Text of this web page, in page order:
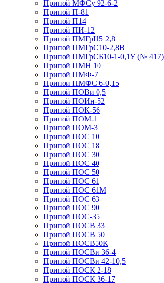
Припой МФСу 92-6-2
Припой П-81
Припой П14
Припой ПИ-12
Припой ПМГрН5-2,8
Припой ПМГрО10-2,8В
Припой ПМГрОБ10-1-0,1У (№ 417)
Припой ПМН 10
Припой ПМФ-7
Припой ПМФС 6-0,15
Припой ПОВи 0,5
Припой ПОИн-52
Припой ПОК-56
Припой ПОМ-1
Припой ПОМ-3
Припой ПОС 10
Припой ПОС 18
Припой ПОС 30
Припой ПОС 40
Припой ПОС 50
Припой ПОС 61
Припой ПОС 61М
Припой ПОС 63
Припой ПОС 90
Припой ПОС-35
Припой ПОСВ 33
Припой ПОСВ 50
Припой ПОСВ50К
Припой ПОСВи 36-4
Припой ПОСВи 42-10,5
Припой ПОСК 2-18
Припой ПОСК 36-17